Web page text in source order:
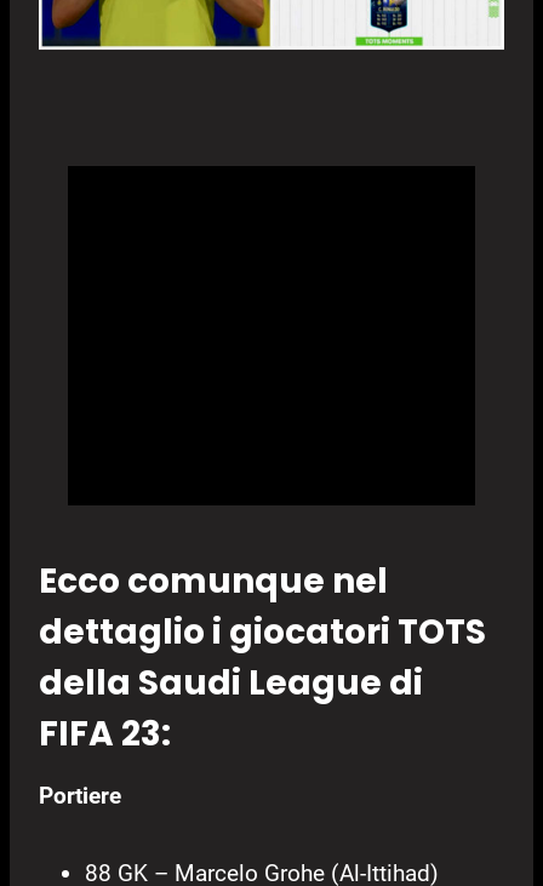
Ecco comunque nel
dettaglio i giocatori TOTS
della Saudi League di
FIFA 23:
Portiere
88 GK – Marcelo Grohe (Al-Ittihad)